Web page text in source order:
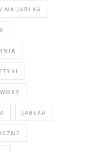
NA JABŁKA
JABŁKA